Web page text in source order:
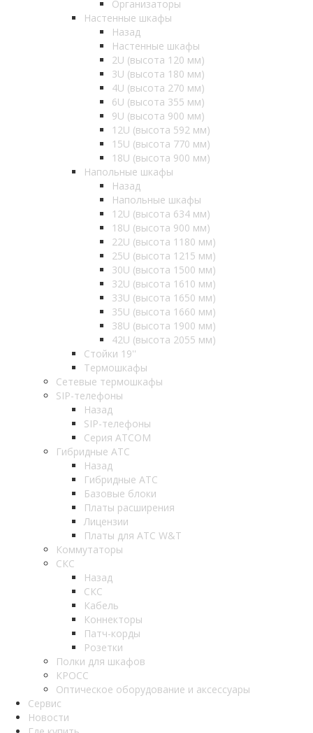
Организаторы
Настенные шкафы
Назад
Настенные шкафы
2U (высота 120 мм)
3U (высота 180 мм)
4U (высота 270 мм)
6U (высота 355 мм)
9U (высота 900 мм)
12U (высота 592 мм)
15U (высота 770 мм)
18U (высота 900 мм)
Напольные шкафы
Назад
Напольные шкафы
12U (высота 634 мм)
18U (высота 900 мм)
22U (высота 1180 мм)
25U (высота 1215 мм)
30U (высота 1500 мм)
32U (высота 1610 мм)
33U (высота 1650 мм)
35U (высота 1660 мм)
38U (высота 1900 мм)
42U (высота 2055 мм)
Стойки 19''
Термошкафы
Сетевые термошкафы
SIP-телефоны
Назад
SIP-телефоны
Серия ATCOM
Гибридные АТС
Назад
Гибридные АТС
Базовые блоки
Платы расширения
Лицензии
Платы для АТС W&T
Коммутаторы
СКС
Назад
СКС
Кабель
Коннекторы
Патч-корды
Розетки
Полки для шкафов
КРОСС
Оптическое оборудование и аксессуары
Сервис
Новости